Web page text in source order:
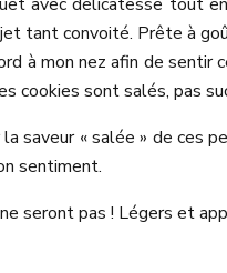
tant convoité. Prête à
à mon nez afin de
cookies sont salés, pas
saveur « salée » de ces
sentiment.
seront pas ! Légers et